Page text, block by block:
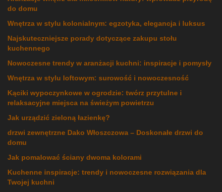
do domu
Wnętrza w stylu kolonialnym: egzotyka, elegancja i luksus
Najskuteczniejsze porady dotyczące zakupu stołu
kuchennego
Nowoczesne trendy w aranżacji kuchni: inspiracje i pomysły
Wnętrza w stylu loftowym: surowość i nowoczesność
Kąciki wypoczynkowe w ogrodzie: twórz przytulne i
relaksacyjne miejsca na świeżym powietrzu
Jak urządzić zieloną łazienkę?
drzwi zewnętrzne Dako Włoszczowa – Doskonałe drzwi do
domu
Jak pomalować ściany dwoma kolorami
Kuchenne inspiracje: trendy i nowoczesne rozwiązania dla
Twojej kuchni